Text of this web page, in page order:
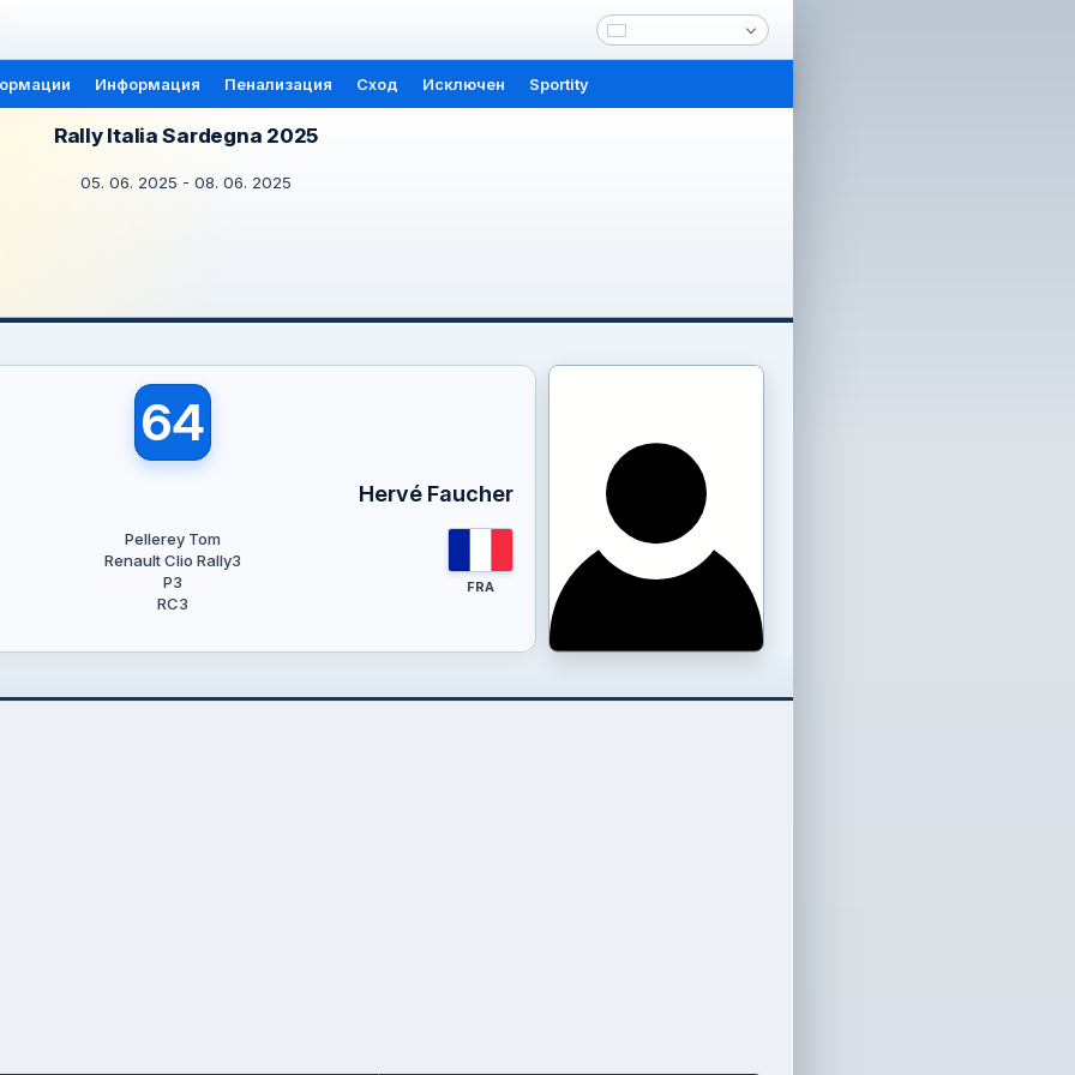
Информация Пенализация Сход Исключен Sportity
Rally Italia Sardegna 2025
05. 06. 2025 - 08. 06. 2025
64
Hervé Faucher
Pellerey Tom
Renault Clio Rally3
P3
RC3
FRA